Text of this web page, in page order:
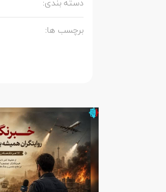
دسته بندی:
برچسب ها: